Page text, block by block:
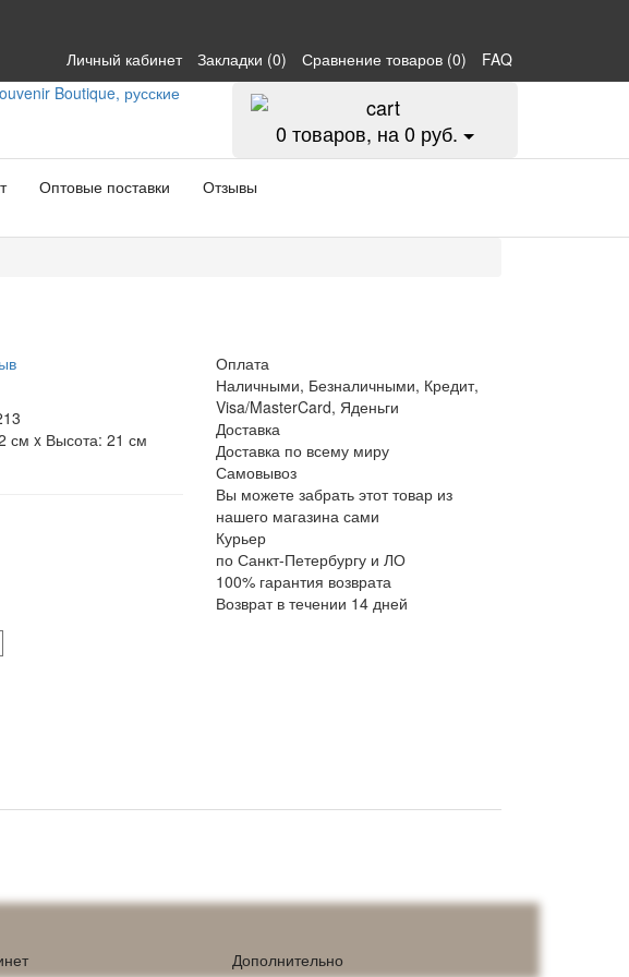
Личный кабинет Закладки (0) Сравнение товаров (0) FAQ
0товаров, на 0 руб.
Оптовые поставки Отзывы
см x Высота: 21 см
Оплата
Наличными, Безналичными, Кредит,
Visa/MasterCard, Яденьги
Доставка
Доставка по всему миру
Самовывоз
Вы можете забрать этот товар из
нашего магазина сами
Курьер
по Санкт-Петербургу и ЛО
100% гарантия возврата
Возврат в течении 14 дней
Дополнительно